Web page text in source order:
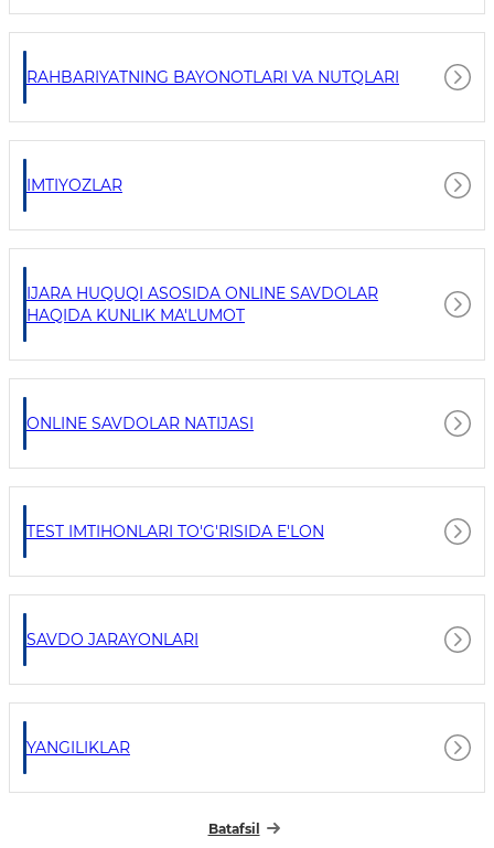
RAHBARIYATNING BAYONOTLARI VA NUTQLARI
IMTIYOZLAR
IJARA HUQUQI ASOSIDA ONLINE SAVDOLAR
HAQIDA KUNLIK MA'LUMOT
ONLINE SAVDOLAR NATIJASI
TEST IMTIHONLARI TO'G'RISIDA E'LON
SAVDO JARAYONLARI
YANGILIKLAR
Batafsil